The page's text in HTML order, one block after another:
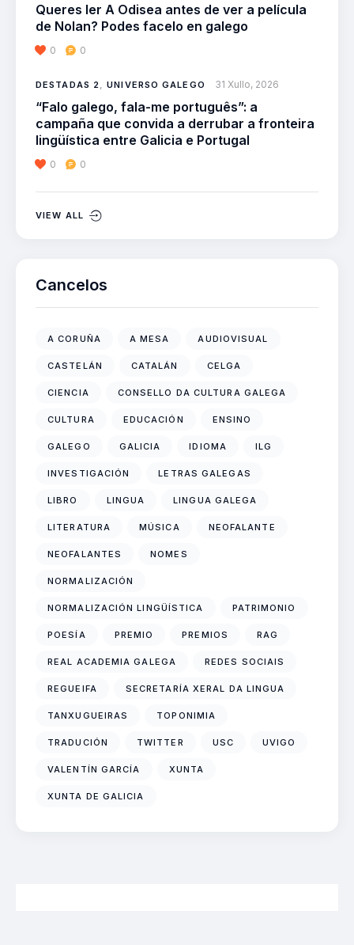
Queres ler A Odisea antes de ver a película
de Nolan? Podes facelo en galego
0 0
DESTADAS 2 ,UNIVERSO GALEGO 31 Xullo, 2026
“Falo galego, fala-me português”: a
campaña que convida a derrubar a fronteira
lingüística entre Galicia e Portugal
0 0
VIEW ALL
Cancelos
A CORUÑA A MESA AUDIOVISUAL
CASTELÁN CATALÁN CELGA
CIENCIA CONSELLO DA CULTURA GALEGA
CULTURA EDUCACIÓN ENSINO
GALEGO GALICIA IDIOMA ILG
INVESTIGACIÓN LETRAS GALEGAS
LIBRO LINGUA LINGUA GALEGA
LITERATURA MÚSICA NEOFALANTE
NEOFALANTES NOMES
NORMALIZACIÓN
NORMALIZACIÓN LINGÜÍSTICA PATRIMONIO
POESÍA PREMIO PREMIOS RAG
REAL ACADEMIA GALEGA REDES SOCIAIS
REGUEIFA SECRETARÍA XERAL DA LINGUA
TANXUGUEIRAS TOPONIMIA
TRADUCIÓN TWITTER USC UVIGO
VALENTÍN GARCÍA XUNTA
XUNTA DE GALICIA